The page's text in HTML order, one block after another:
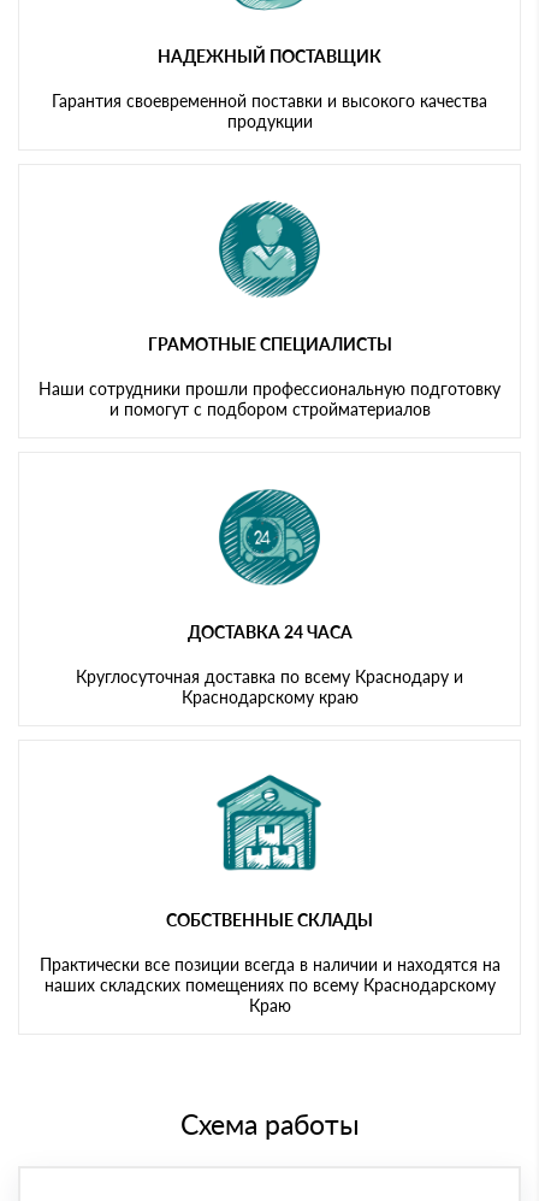
НАДЕЖНЫЙ ПОСТАВЩИК
Гарантия своевременной поставки и высокого качества
продукции
ГРАМОТНЫЕ СПЕЦИАЛИСТЫ
Наши сотрудники прошли профессиональную подготовку
и помогут с подбором стройматериалов
ДОСТАВКА 24 ЧАСА
Круглосуточная доставка по всему Краснодару и
Краснодарскому краю
СОБСТВЕННЫЕ СКЛАДЫ
Практически все позиции всегда в наличии и находятся на
наших складских помещениях по всему Краснодарскому
Краю
Схема работы